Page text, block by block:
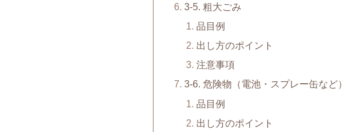
3-5. 粗大ごみ
品目例
出し方のポイント
注意事項
3-6. 危険物（電池・スプレー缶など）
品目例
出し方のポイント